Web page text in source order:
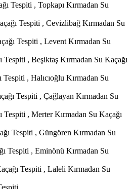
Tespiti , Topkapı Kırmadan Su
Tespiti , Cevizlibağ Kırmadan Su
Tespiti , Levent Kırmadan Su
Tespiti , Beşiktaş Kırmadan Su Kaçağı
Tespiti , Halıcıoğlu Kırmadan Su
Tespiti , Çağlayan Kırmadan Su
Tespiti , Merter Kırmadan Su Kaçağı
Tespiti , Güngören Kırmadan Su
Tespiti , Eminönü Kırmadan Su
Tespiti , Laleli Kırmadan Su
,